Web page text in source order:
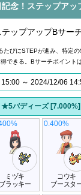
念！ステップアッ
ップアップBサー
びにSTEPが進み、特定
できる。Bサーチポイント
～ 2024/12/06
★5バディーズ [7.000%]
ミヅキ
ブラッキー
コウキ
ブースタ
0.400%